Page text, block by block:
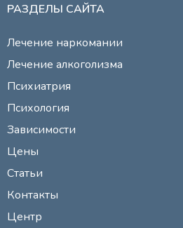
РАЗДЕЛЫ САЙТА
Лечение наркомании
Лечение алкоголизма
Психиатрия
Психология
Зависимости
Цены
Статьи
Контакты
Центр